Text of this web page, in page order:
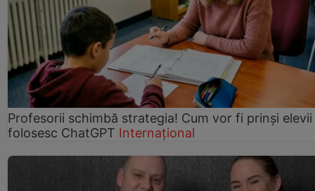
Profesorii schimbă strategia! Cum vor fi prinși elevii
folosesc ChatGPT Internațional